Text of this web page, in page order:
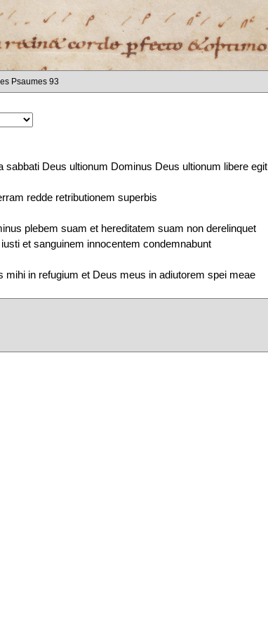
Psaumes 93
sabbati Deus ultionum Dominus Deus ultionum libere egit
redde retributionem superbis
plebem suam et hereditatem suam non derelinquet
et sanguinem innocentem condemnabunt
mihi in refugium et Deus meus in adiutorem spei meae